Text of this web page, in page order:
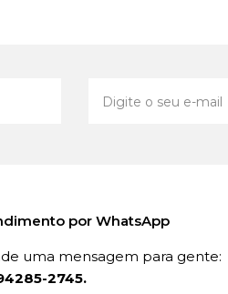
por WhatsApp
uma mensagem para gente:
2745.